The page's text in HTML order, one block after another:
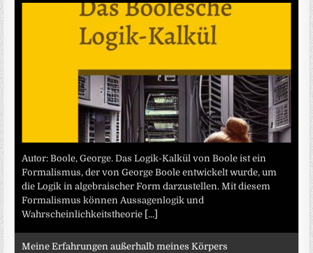
Autor: Boole, George. Das Logik-Kalkül von Boole ist ein
Formalismus, der von George Boole entwickelt wurde, um
die Logik in algebraischer Form darzustellen. Mit diesem
Formalismus können Aussagenlogik und
Wahrscheinlichkeitstheorie [...]
Meine Erfahrungen außerhalb meines Körpers